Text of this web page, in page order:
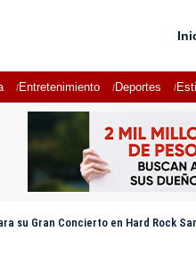
Entretenimiento Deportes
su Gran Concierto en Hard Rock